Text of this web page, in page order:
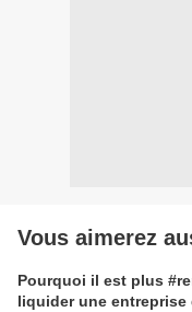
Vous aimerez
Pourquoi il est plus
liquider une entreprise